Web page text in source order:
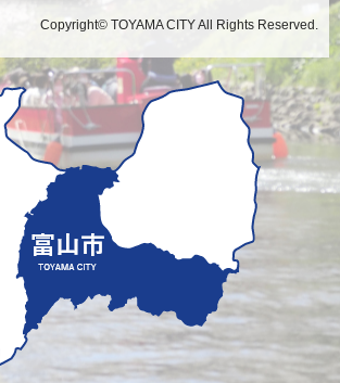
Copyright© TOYAMA CITY All Rights Reserved.